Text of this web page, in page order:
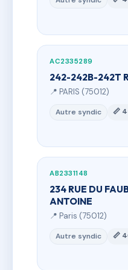
AC2335289
242-242B-242T
📍 PARIS (75012)
Autre syndic 📏
AB2331148
234 RUE DU
ANTOINE
📍 Paris (75012)
Autre syndic 📏